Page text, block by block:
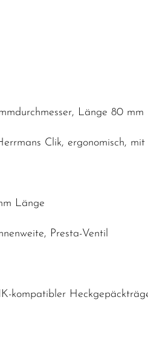
Länge 80 mm
Clik, ergonomisch, mit
Länge
Presta-Ventil